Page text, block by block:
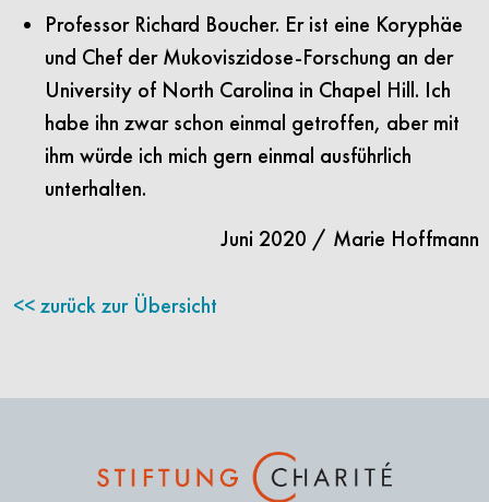
Professor Richard Boucher. Er ist eine Koryphäe
und Chef der Mukoviszidose-Forschung an der
University of North Carolina in Chapel Hill. Ich
habe ihn zwar schon einmal getroffen, aber mit
ihm würde ich mich gern einmal ausführlich
unterhalten.
Juni 2020 / Marie Hoffmann
zurück zur Übersicht